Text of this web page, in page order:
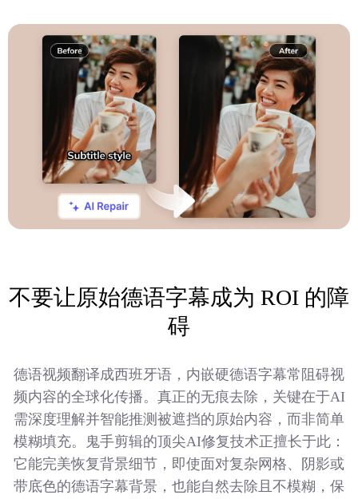
不要让原始德语字幕成为 ROI 的障
碍
德语视频翻译成西班牙语，内嵌硬德语字幕常阻碍视
频内容的全球化传播。真正的无痕去除，关键在于AI
需深度理解并智能推测被遮挡的原始内容，而非简单
模糊填充。鬼手剪辑的顶尖AI修复技术正擅长于此：
它能完美恢复背景细节，即使面对复杂网格、阴影或
带底色的德语字幕背景，也能自然去除且不模糊，保